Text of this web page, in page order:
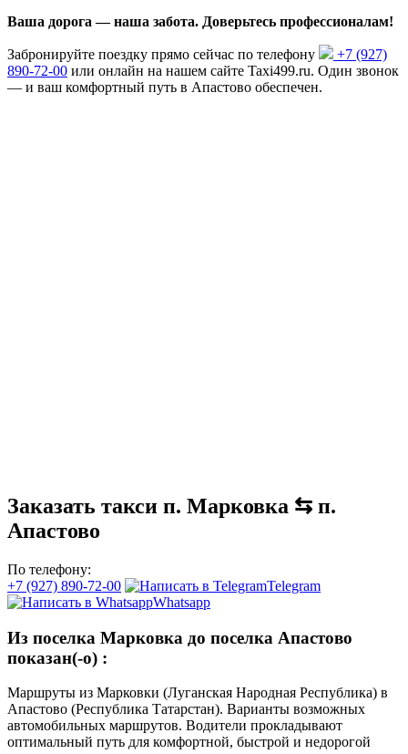
Ваша дорога — наша забота. Доверьтесь профессионалам!
Забронируйте поездку прямо сейчас по телефону
+7 (927)
890-72-00 или онлайн на нашем сайте Taxi499.ru. Один звонок
— и ваш комфортный путь в Апастово обеспечен.
Заказать такси п. Марковка ⇆ п.
Апастово
По телефону:
+7 (927) 890-72-00
Telegram
Whatsapp
Из поселка Марковка до поселка Апастово
показан(-о) :
Маршруты из Марковки (Луганская Народная Республика) в
Апастово (Республика Татарстан). Варианты возможных
автомобильных маршрутов. Водители прокладывают
оптимальный путь для комфортной, быстрой и недорогой